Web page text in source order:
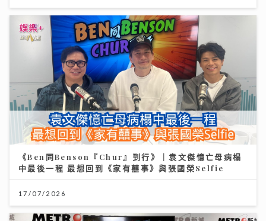
《Ben同Benson『Chur』到行》｜袁文傑憶亡母病榻
中最後一程 最想回到《家有囍事》與張國榮Selfie
17/07/2026